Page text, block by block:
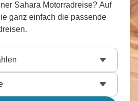
Sahara Motorradreise? Auf
ganz einfach die passende